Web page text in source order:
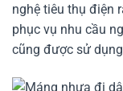
nghệ tiêu thụ điện
phục vụ nhu cầu
cũng được sử